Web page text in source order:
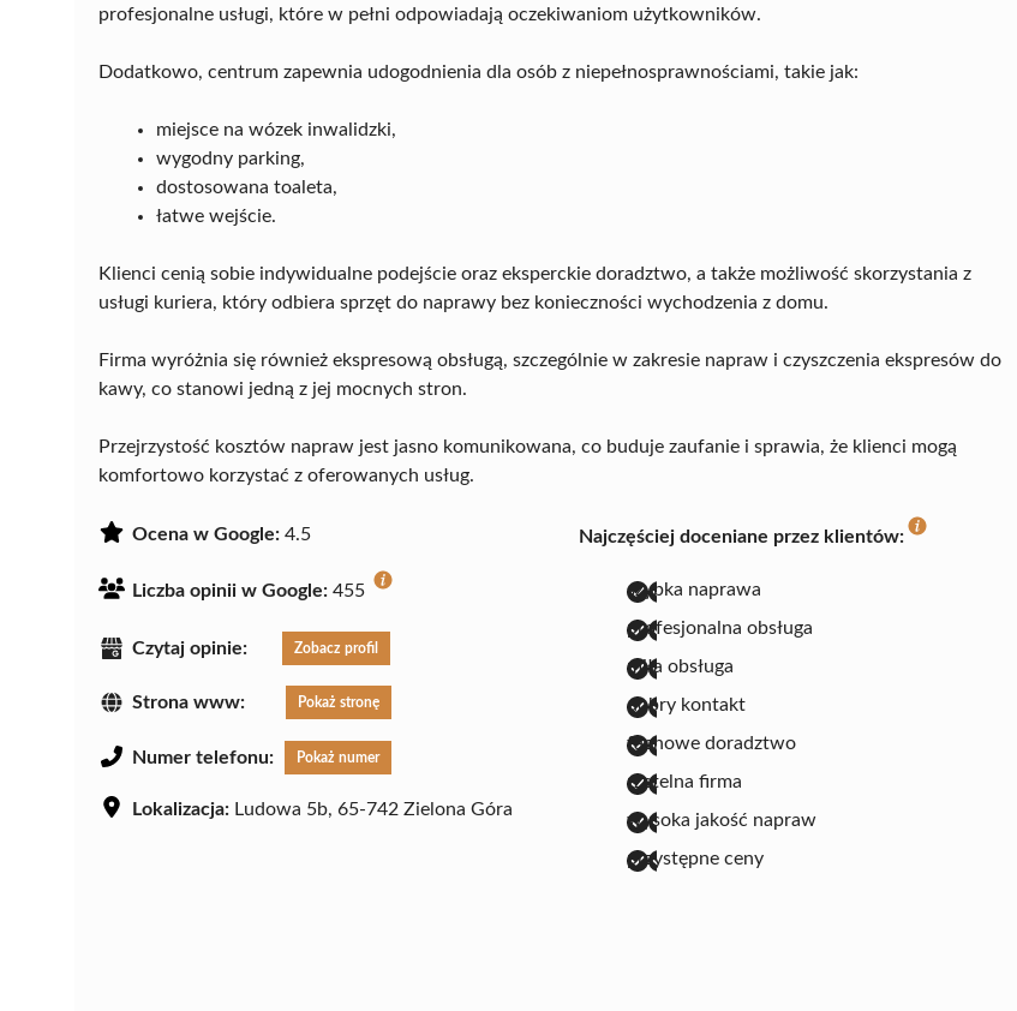
profesjonalne usługi, które w pełni odpowiadają oczekiwaniom użytkowników.
Dodatkowo, centrum zapewnia udogodnienia dla osób z niepełnosprawnościami, takie jak:
miejsce na wózek inwalidzki,
wygodny parking,
dostosowana toaleta,
łatwe wejście.
Klienci cenią sobie indywidualne podejście oraz eksperckie doradztwo, a także możliwość skorzystania z
usługi kuriera, który odbiera sprzęt do naprawy bez konieczności wychodzenia z domu.
Firma wyróżnia się również ekspresową obsługą, szczególnie w zakresie napraw i czyszczenia ekspresów do
kawy, co stanowi jedną z jej mocnych stron.
Przejrzystość kosztów napraw jest jasno komunikowana, co buduje zaufanie i sprawia, że klienci mogą
komfortowo korzystać z oferowanych usług.
Ocena w Google: 4.5
Liczba opinii w Google: 455
Czytaj opinie: Zobacz profil
Strona www: Pokaż stronę
Numer telefonu: Pokaż numer
Lokalizacja: Ludowa 5b, 65-742 Zielona Góra
Najczęściej doceniane przez klientów:
szybka naprawa
profesjonalna obsługa
miła obsługa
dobry kontakt
fachowe doradztwo
rzetelna firma
wysoka jakość napraw
przystępne ceny